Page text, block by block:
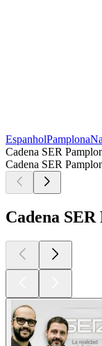
EspanholPamplona
Cadena SER
Cadena SER
Cadena